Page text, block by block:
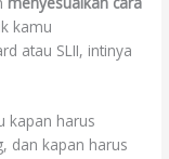
kamu
atau SLII, intinya
kapan harus
dan kapan harus